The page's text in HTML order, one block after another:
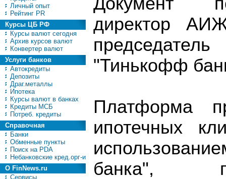
Личный опыт
Рейтинг PR
Курсы ЦБ РФ
Курсы валют сегодня
Архив курсов валют
Конвертер валют
Услуги банков
Автокредиты
Депозиты
Драг.металлы
Ипотека
Курсы валют в банках
Кредиты МСБ
Потреб. кредиты
Справочная
Банки
Обменные пункты
Поиск на PDA
Небанковские кред.орг-и
О FinNews.ru
Сервисы
директор
"Тинькофф
Платформа
ипотечных
банка",